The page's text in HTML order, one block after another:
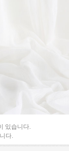
있습니다.
다.